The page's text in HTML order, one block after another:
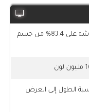
6.2 بوصة، تستحوذ الشاشة على 83.4% من جسم
نسبة الطول إلى العرض